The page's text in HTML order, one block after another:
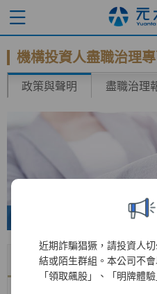
近期詐騙猖獗，請投資人
結或陌生群組。本公司不
「領取飆股」、「明牌體驗
機構投資人盡職治理
政策與聲明 盡職治理